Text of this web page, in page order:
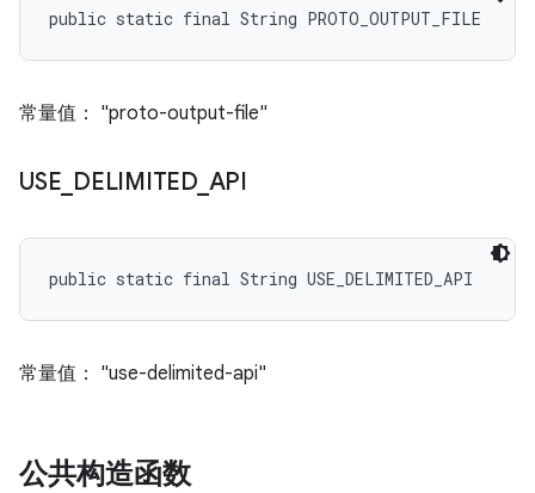
public static final String PROTO_OUTPUT_FILE
常量值： "proto-output-file"
USE DELIMITED_ API
public static final String USE_DELIMITED_API
常量值： "use-delimited-api"
公共构造函数